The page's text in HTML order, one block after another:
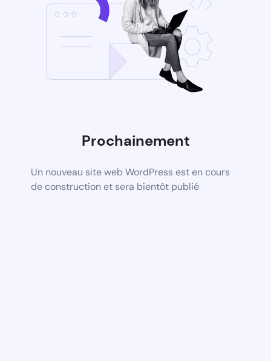
Prochainement
Un nouveau site web WordPress est en cours
de construction et sera bientôt publié